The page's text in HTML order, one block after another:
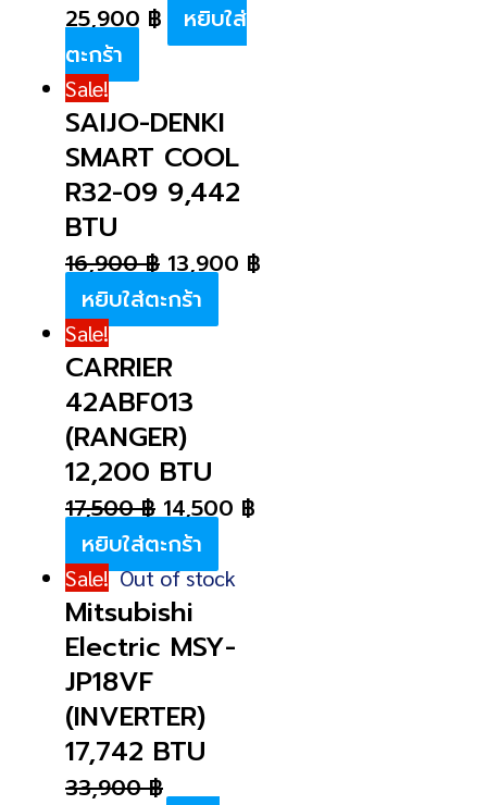
25,900 ฿
หยิบใส่
ตะกร้า
Sale!
SAIJO-DENKI
SMART COOL
R32-09 9,442
BTU
16,900฿ 13,900 ฿
หยิบใส่ตะกร้า
Sale!
CARRIER
42ABF013
(RANGER)
12,200 BTU
17,500฿ 14,500 ฿
หยิบใส่ตะกร้า
Sale! Out of stock
Mitsubishi
Electric MSY-
JP18VF
(INVERTER)
17,742 BTU
33,900฿